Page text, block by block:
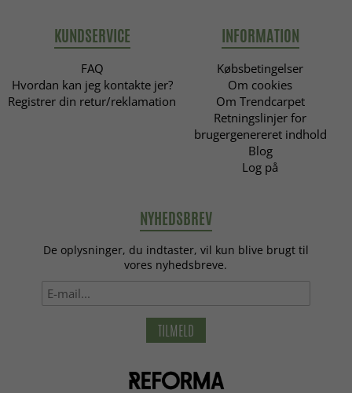
KUNDSERVICE
FAQ
Hvordan kan jeg kontakte jer?
Registrer din retur/reklamation
INFORMATION
Købsbetingelser
Om cookies
Om Trendcarpet
Retningslinjer for
brugergenereret indhold
Blog
Log på
NYHEDSBREV
De oplysninger, du indtaster, vil kun blive brugt til
vores nyhedsbreve.
TILMELD